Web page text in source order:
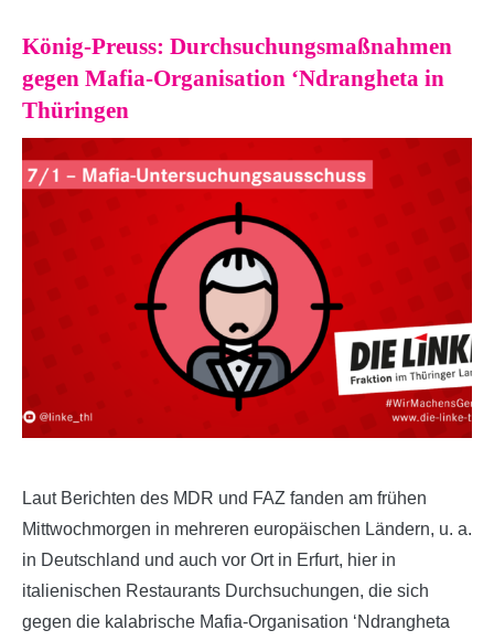
König-Preuss: Durchsuchungsmaßnahmen
gegen Mafia-Organisation ‘Ndrangheta in
Thüringen
Laut Berichten des MDR und FAZ fanden am frühen
Mittwochmorgen in mehreren europäischen Ländern, u. a.
in Deutschland und auch vor Ort in Erfurt, hier in
italienischen Restaurants Durchsuchungen, die sich
gegen die kalabrische Mafia-Organisation ‘Ndrangheta